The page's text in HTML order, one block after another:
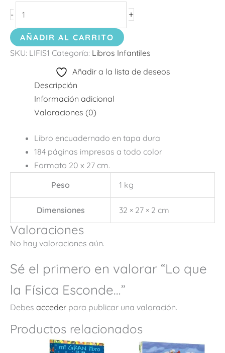
- +
AÑADIR AL CARRITO
SKU: LIFIS1 Categoría: Libros Infantiles
Añadir a la lista de deseos
Descripción
Información adicional
Valoraciones (0)
Libro encuadernado en tapa dura
184 páginas impresas a todo color
Formato 20 x 27 cm.
Peso
1 kg
Dimensiones 32 × 27 × 2 cm
Valoraciones
No hay valoraciones aún.
Sé el primero en valorar “Lo que
la Física Esconde…”
Debes acceder para publicar una valoración.
Productos relacionados